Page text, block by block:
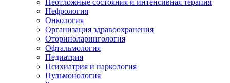
Неотложные состояния и интенсивная терапия
Нефрология
Онкология
Организация здравоохранения
Оториноларингология
Офтальмология
Педиатрия
Психиатрия и наркология
Пульмонология